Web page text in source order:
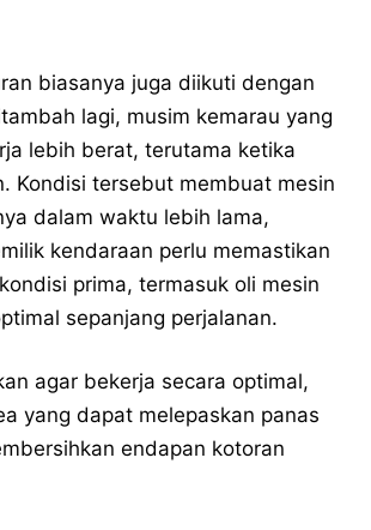
biasanya juga diikuti dengan
lagi, musim kemarau yang
lebih berat, terutama ketika
Kondisi tersebut membuat mesin
dalam waktu lebih lama,
kendaraan perlu memastikan
prima, termasuk oli mesin
sepanjang perjalanan.
agar bekerja secara optimal,
yang dapat melepaskan panas
endapan kotoran